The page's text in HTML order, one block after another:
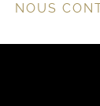
NOUS